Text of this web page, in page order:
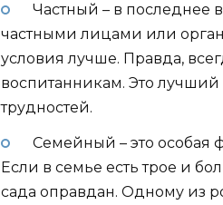
Частный – в последнее
частными лицами или
условия лучше. Правда,
воспитанникам. Это
трудностей.
Семейный – это особая
Если в семье есть трое и
сада оправдан. Одному из